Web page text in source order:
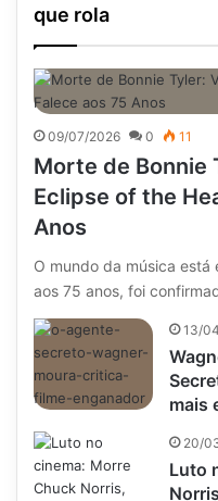
que rola
09/07/2026 0 11
Morte de Bonnie
Eclipse of the
Anos
O mundo da música está
aos 75 anos, foi
13/
mais
20/
Luto